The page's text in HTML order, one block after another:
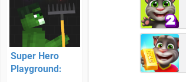
Super Hero
Playground: